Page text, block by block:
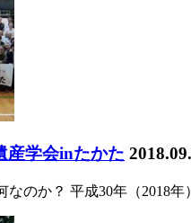
産学会inたかた
なのか？ 平成30年（